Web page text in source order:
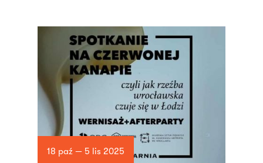
18 paź — 5 lis 2025